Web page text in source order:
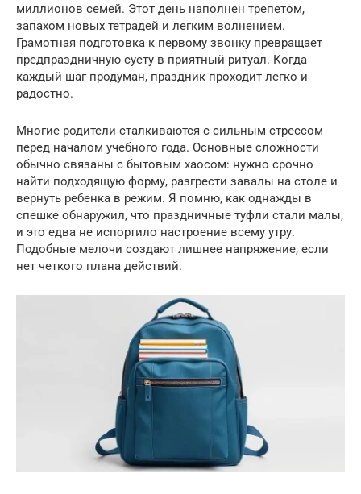
миллионов семей. Этот день наполнен трепетом,
запахом новых тетрадей и легким волнением.
Грамотная подготовка к первому звонку превращает
предпраздничную суету в приятный ритуал. Когда
каждый шаг продуман, праздник проходит легко и
радостно.
Многие родители сталкиваются с сильным стрессом
перед началом учебного года. Основные сложности
обычно связаны с бытовым хаосом: нужно срочно
найти подходящую форму, разгрести завалы на столе и
вернуть ребенка в режим. Я помню, как однажды в
спешке обнаружил, что праздничные туфли стали малы,
и это едва не испортило настроение всему утру.
Подобные мелочи создают лишнее напряжение, если
нет четкого плана действий.